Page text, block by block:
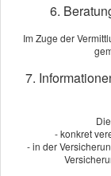
Jagdprüfung
Jagdschein. Denn
Querschläger
einen Pilzsammler
zeitgemäß ab. Sie
sichert Sie gegen
Berechnen Sie
6.
Im Zuge der
7.
- konkret
- in der